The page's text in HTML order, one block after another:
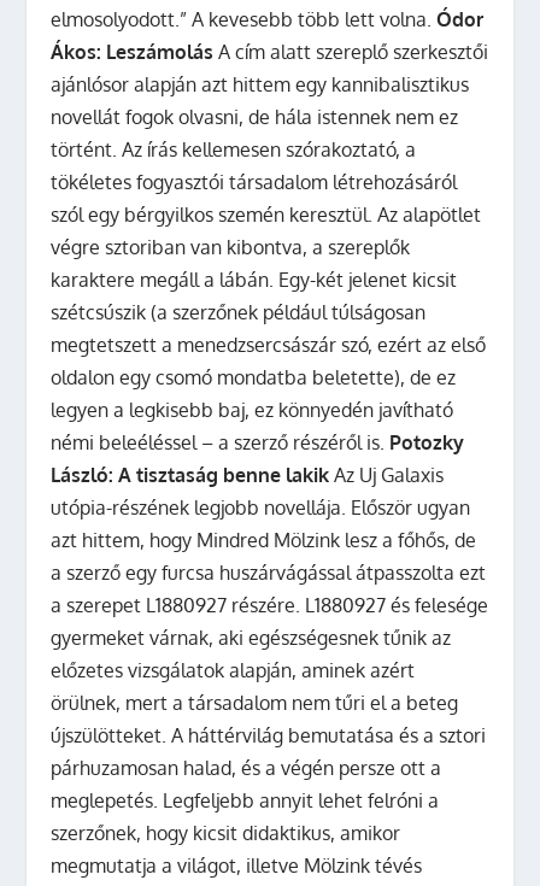
elmosolyodott.” A kevesebb több lett volna.Ódor
Ákos: Leszámolás A cím alatt szereplő szerkesztői
ajánlósor alapján azt hittem egy kannibalisztikus
novellát fogok olvasni, de hála istennek nem ez
történt. Az írás kellemesen szórakoztató, a
tökéletes fogyasztói társadalom létrehozásáról
szól egy bérgyilkos szemén keresztül. Az alapötlet
végre sztoriban van kibontva, a szereplők
karaktere megáll a lábán. Egy-két jelenet kicsit
szétcsúszik (a szerzőnek például túlságosan
megtetszett a menedzsercsászár szó, ezért az első
oldalon egy csomó mondatba beletette), de ez
legyen a legkisebb baj, ez könnyedén javítható
némi beleéléssel – a szerző részéről is. Potozky
László: A tisztaság benne lakik Az Uj Galaxis
utópia-részének legjobb novellája. Először ugyan
azt hittem, hogy Mindred Mölzink lesz a főhős, de
a szerző egy furcsa huszárvágással átpasszolta ezt
a szerepet L1880927 részére. L1880927 és felesége
gyermeket várnak, aki egészségesnek tűnik az
előzetes vizsgálatok alapján, aminek azért
örülnek, mert a társadalom nem tűri el a beteg
újszülötteket. A háttérvilág bemutatása és a sztori
párhuzamosan halad, és a végén persze ott a
meglepetés. Legfeljebb annyit lehet felróni a
szerzőnek, hogy kicsit didaktikus, amikor
megmutatja a világot, illetve Mölzink tévés